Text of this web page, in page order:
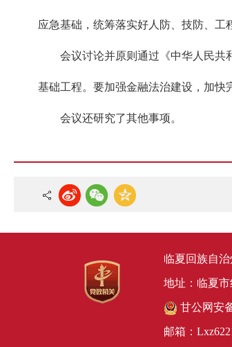
应急基础，统筹落实好人防、技防、工
会议讨论并原则通过《中华人民共
基础工程。要加强金融法治建设，加快
会议还研究了其他事项。
临夏回族自
地址：临夏
甘公网安
邮箱：